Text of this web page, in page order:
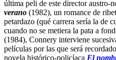
última peli de este director austro-
verano (1982), un romance de
petardazo (qué carrera sería la de
cuando no se metiera la pata a
(1984), Connery interviene
películas por las que será
novela histórico-policíaca El